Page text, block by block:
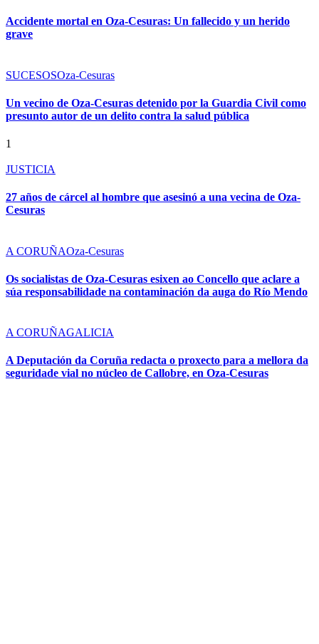
Accidente mortal en Oza-Cesuras: Un fallecido y un herido
grave
SUCESOSOza-Cesuras
Un vecino de Oza-Cesuras detenido por la Guardia Civil como
presunto autor de un delito contra la salud pública
1
JUSTICIA
27 años de cárcel al hombre que asesinó a una vecina de Oza-
Cesuras
A CORUÑAOza-Cesuras
Os socialistas de Oza-Cesuras esixen ao Concello que aclare a
súa responsabilidade na contaminación da auga do Río Mendo
A CORUÑAGALICIA
A Deputación da Coruña redacta o proxecto para a mellora da
seguridade vial no núcleo de Callobre, en Oza-Cesuras